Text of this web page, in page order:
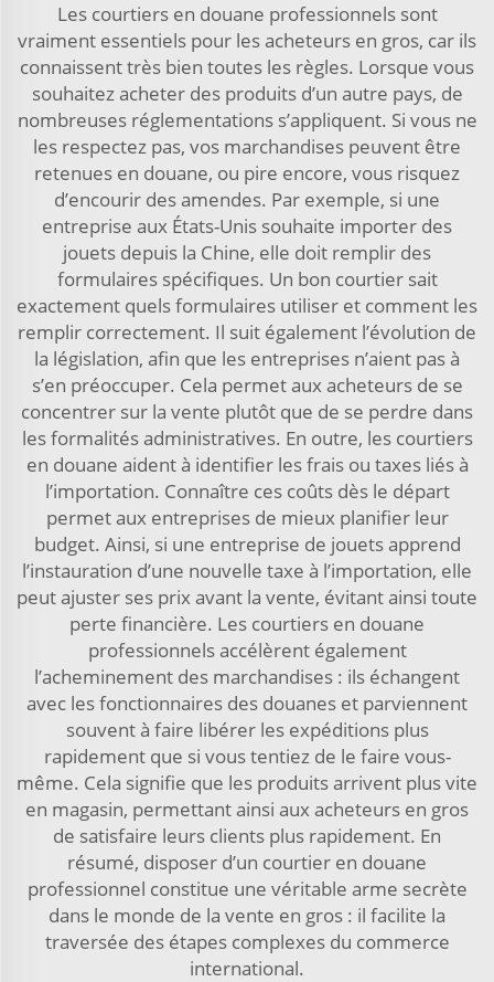
Les courtiers en douane professionnels sont
vraiment essentiels pour les acheteurs en gros, car ils
connaissent très bien toutes les règles. Lorsque vous
souhaitez acheter des produits d’un autre pays, de
nombreuses réglementations s’appliquent. Si vous ne
les respectez pas, vos marchandises peuvent être
retenues en douane, ou pire encore, vous risquez
d’encourir des amendes. Par exemple, si une
entreprise aux États-Unis souhaite importer des
jouets depuis la Chine, elle doit remplir des
formulaires spécifiques. Un bon courtier sait
exactement quels formulaires utiliser et comment les
remplir correctement. Il suit également l’évolution de
la législation, afin que les entreprises n’aient pas à
s’en préoccuper. Cela permet aux acheteurs de se
concentrer sur la vente plutôt que de se perdre dans
les formalités administratives. En outre, les courtiers
en douane aident à identifier les frais ou taxes liés à
l’importation. Connaître ces coûts dès le départ
permet aux entreprises de mieux planifier leur
budget. Ainsi, si une entreprise de jouets apprend
l’instauration d’une nouvelle taxe à l’importation, elle
peut ajuster ses prix avant la vente, évitant ainsi toute
perte financière. Les courtiers en douane
professionnels accélèrent également
l’acheminement des marchandises : ils échangent
avec les fonctionnaires des douanes et parviennent
souvent à faire libérer les expéditions plus
rapidement que si vous tentiez de le faire vous-
même. Cela signifie que les produits arrivent plus vite
en magasin, permettant ainsi aux acheteurs en gros
de satisfaire leurs clients plus rapidement. En
résumé, disposer d’un courtier en douane
professionnel constitue une véritable arme secrète
dans le monde de la vente en gros : il facilite la
traversée des étapes complexes du commerce
international.